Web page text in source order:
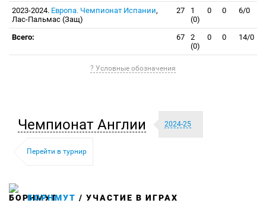
2023-2024. Европа. Чемпионат Испании,
Лас-Пальмас (Защ)
27
1
(0)
0 0 6/0
Всего: 67
2
(0)
0 0 14/0
? Условные обозначения
Чемпионат Англии 2024-25
Перейти в турнир
БОРНМУТ / УЧАСТИЕ В ИГРАХ